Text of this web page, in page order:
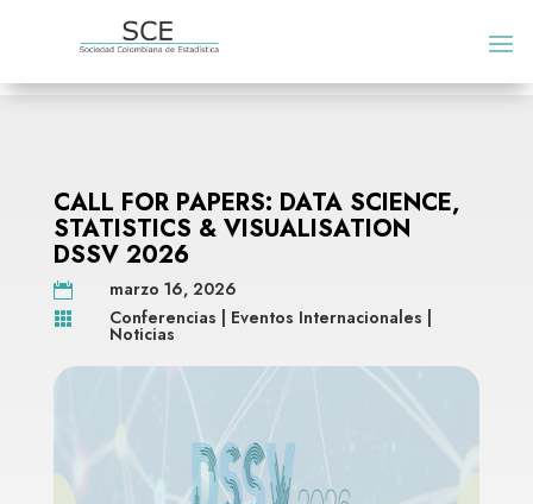
CALL FOR PAPERS: DATA SCIENCE,
STATISTICS & VISUALISATION
DSSV 2026
 marzo 16, 2026
 Conferencias | Eventos Internacionales |
Noticias